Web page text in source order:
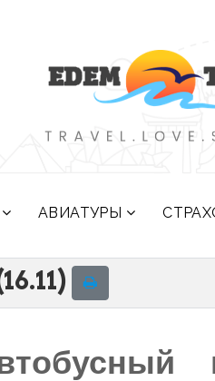
АВИАТУРЫ